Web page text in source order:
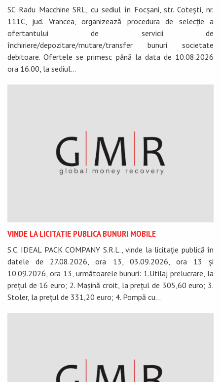
SC Radu Macchine SRL, cu sediul în Focșani, str. Cotești, nr.
111C, jud. Vrancea, organizează procedura de selecție a
ofertantului de servicii de
închiriere/depozitare/mutare/transfer bunuri societate
debitoare. Ofertele se primesc până la data de 10.08.2026
ora 16.00, la sediul...
VINDE LA LICITATIE PUBLICA BUNURI MOBILE
S.C. IDEAL PACK COMPANY S.R.L., vinde la licitație publică în
datele de 27.08.2026, ora 13, 03.09.2026, ora 13 și
10.09.2026, ora 13, următoarele bunuri: 1.Utilaj prelucrare, la
prețul de 16 euro; 2. Mașină croit, la prețul de 305,60 euro; 3.
Stoler, la prețul de 331,20 euro; 4. Pompă cu...